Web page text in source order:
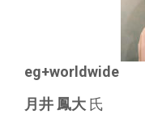
eg+worldwide
月井 鳳大 氏